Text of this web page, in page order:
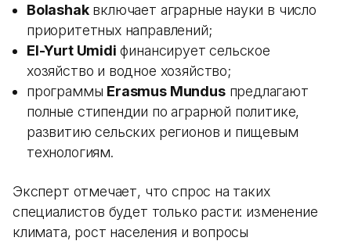
Bolashakвключает аграрные науки в число
приоритетных направлений;
El-Yurt Umidi финансирует сельское
хозяйство и водное хозяйство;
программы Erasmus Mundusпредлагают
полные стипендии по аграрной политике,
развитию сельских регионов и пищевым
технологиям.
Эксперт отмечает, что спрос на таких
специалистов будет только расти: изменение
климата, рост населения и вопросы